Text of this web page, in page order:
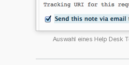
Auswahl eines Help Desk